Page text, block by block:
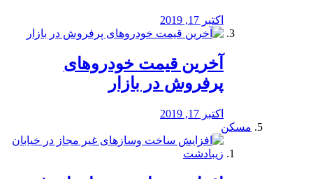
اکتبر 17, 2019
آخرین قیمت خودرو‌های
پرفروش در بازار
اکتبر 17, 2019
مسکن